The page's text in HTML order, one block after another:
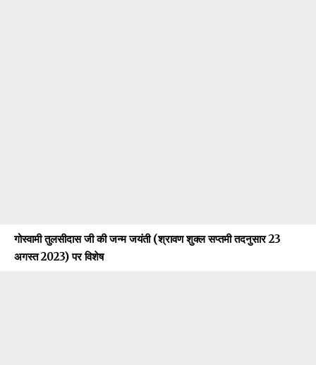
गोस्वामी तुलसीदास जी की जन्म जयंती (श्रावण शुक्ल सप्तमी तदनुसार 23
अगस्त 2023) पर विशेष